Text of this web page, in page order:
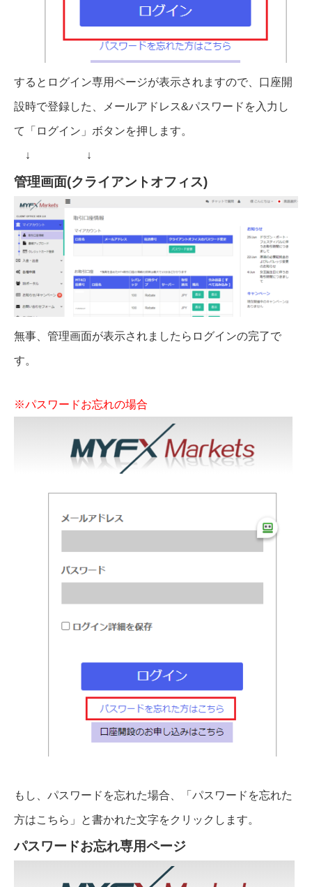
するとログイン専用ページが表示されますので、口座開
設時で登録した、メールアドレス&パスワードを入力し
て「ログイン」ボタンを押します。
↓ ↓
管理画面(クライアントオフィス)
無事、管理画面が表示されましたらログインの完了で
す。
※パスワードお忘れの場合
もし、パスワードを忘れた場合、「パスワードを忘れた
方はこちら」と書かれた文字をクリックします。
パスワードお忘れ専用ページ